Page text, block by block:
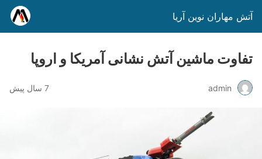
آتش مهاران نوین آریا
تفاوت ماشین آتش نشانی آمریکا و اروپا
admin 7 سال پیش